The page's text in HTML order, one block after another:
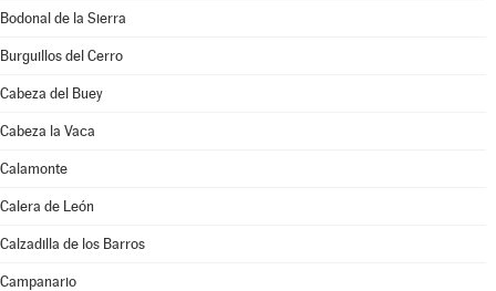
Bodonal de la Sierra
Burguillos del Cerro
Cabeza del Buey
Cabeza la Vaca
Calamonte
Calera de León
Calzadilla de los Barros
Campanario